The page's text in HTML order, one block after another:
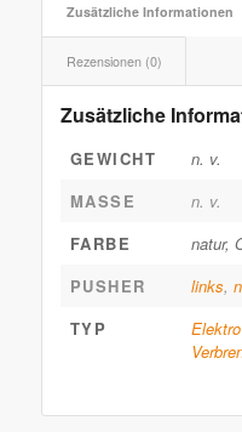
Zusätzliche Informationen
Rezensionen (0)
Zusätzliche
GEWICHT
n. v.
MASSE
n. v.
FARBE
natur,
PUSHER
links,
TYP